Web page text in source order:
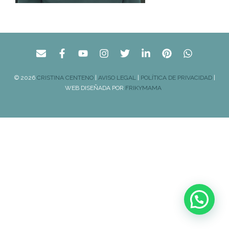
© 2026 CRISTINA CENTENO| AVISO LEGAL| POLÍTICA DE PRIVACIDAD|
WEB DISEÑADA POR FRIKYMAMA